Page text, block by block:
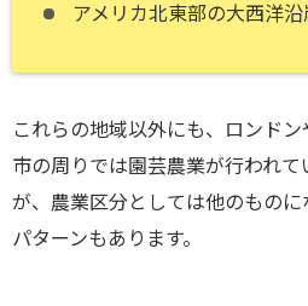
アメリカ北東部の大西洋沿
これらの地域以外にも、ロンド
市の周りでは園芸農業が行われ
が、農業区分としては他のもの
パターンもあります。